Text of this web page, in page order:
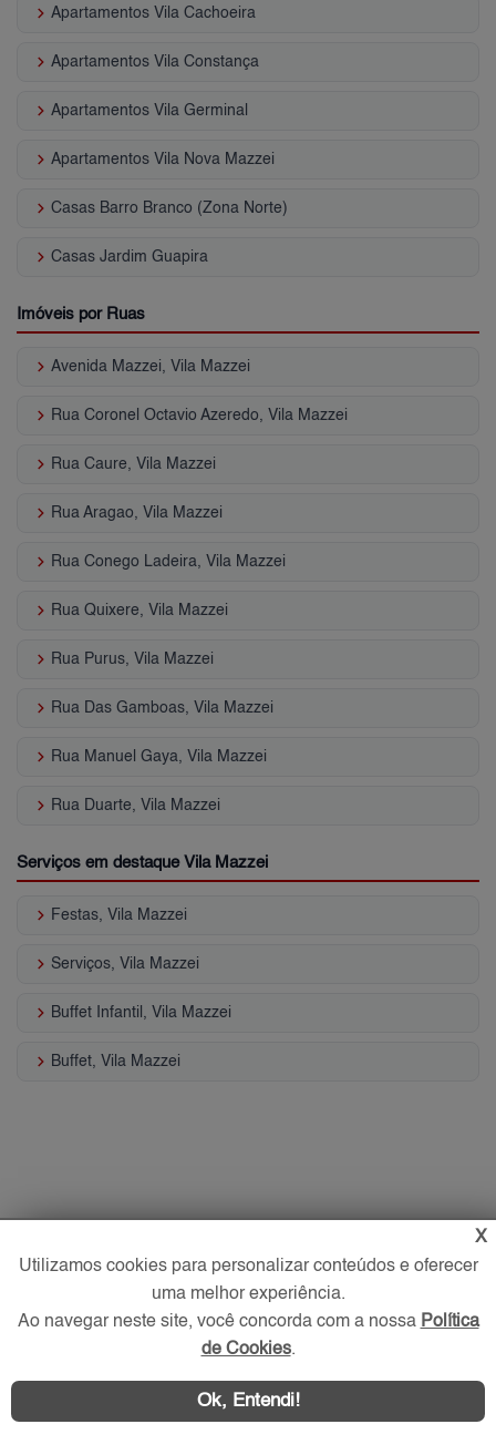
keyboard_arrow_right Apartamentos Vila Cachoeira
keyboard_arrow_right Apartamentos Vila Constança
keyboard_arrow_right Apartamentos Vila Germinal
keyboard_arrow_right Apartamentos Vila Nova Mazzei
keyboard_arrow_right Casas Barro Branco (Zona Norte)
keyboard_arrow_right Casas Jardim Guapira
Imóveis por Ruas
keyboard_arrow_right Avenida Mazzei, Vila Mazzei
keyboard_arrow_right Rua Coronel Octavio Azeredo, Vila Mazzei
keyboard_arrow_right Rua Caure, Vila Mazzei
keyboard_arrow_right Rua Aragao, Vila Mazzei
keyboard_arrow_right Rua Conego Ladeira, Vila Mazzei
keyboard_arrow_right Rua Quixere, Vila Mazzei
keyboard_arrow_right Rua Purus, Vila Mazzei
keyboard_arrow_right Rua Das Gamboas, Vila Mazzei
keyboard_arrow_right Rua Manuel Gaya, Vila Mazzei
keyboard_arrow_right Rua Duarte, Vila Mazzei
Serviços em destaque Vila Mazzei
keyboard_arrow_right Festas, Vila Mazzei
keyboard_arrow_right Serviços, Vila Mazzei
keyboard_arrow_right Buffet Infantil, Vila Mazzei
keyboard_arrow_right Buffet, Vila Mazzei
X
Utilizamos cookies para personalizar conteúdos e oferecer
uma melhor experiência.
Ao navegar neste site, você concorda com a nossa Política
de Cookies.
Ok, Entendi!